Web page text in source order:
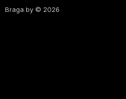
Braga.by © 2026